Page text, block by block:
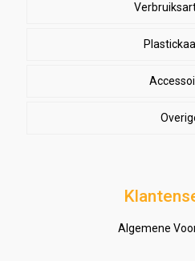
Lowbudget
Semi-
High-
Algemene